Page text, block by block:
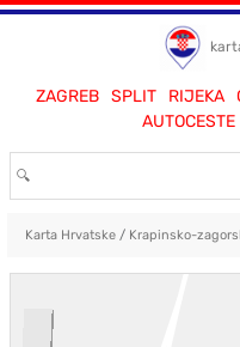
ZAGREB SPLIT RIJEKA
AUTOCESTE
Karta Hrvatske/ Krapinsko-